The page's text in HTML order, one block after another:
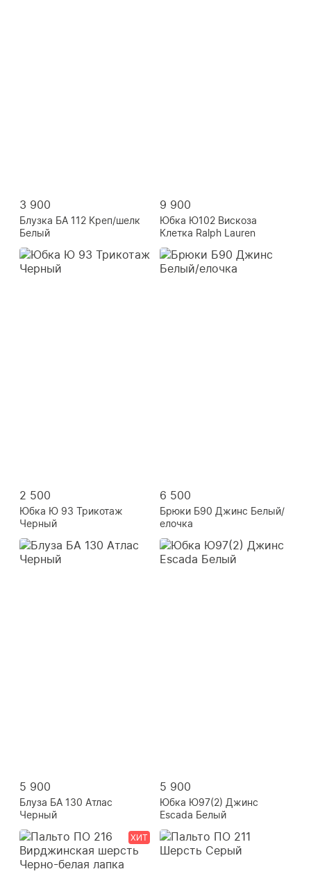
3 900
Блузка БА 112 Креп/шелк
Белый
9 900
Юбка Ю102 Вискоза
Клетка Ralph Lauren
2 500
Юбка Ю 93 Трикотаж
Черный
6 500
Брюки Б90 Джинс Белый/
елочка
5 900
Блуза БА 130 Атлас
Черный
5 900
Юбка Ю97(2) Джинс
Escada Белый
ХИТ